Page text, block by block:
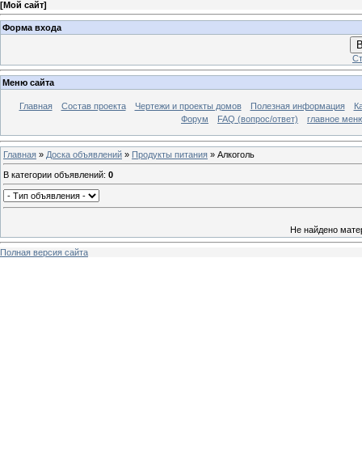
[Мой сайт]
Форма входа
Меню сайта
Главная Состав проекта Чертежи и проекты домов Полезная информация
Форум
FAQ (вопрос/ответ) главное
Главная » Доска объявлений » Продукты питания » Алкоголь
В категории объявлений: 0
Не найдено
Полная версия сайта